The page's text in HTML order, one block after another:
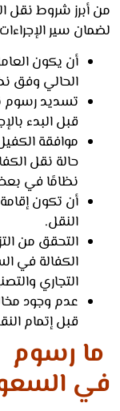
شروط نقل
سير الإجراءات
أن يكون العامل
الحالي وفق نظام
تسديد رسوم نقل
قبل البدء
موافقة الكفيل
حالة نقل
نظامًا في بعض
أن تكون إقامة
النقل.
التحقق من
الكفالة في
التجاري
عدم وجود
قبل إتمام النقل.
رسوم